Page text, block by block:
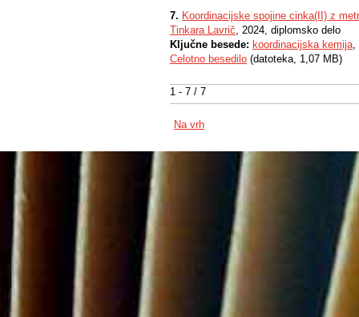
1 - 7 / 7
7. Koordinacijske spojine cinka(II) z
Tinkara Lavrič, 2024, diplomsko delo
Ključne besede: koordinacijska kemija,
Celotno besedilo (datoteka, 1,07 MB)
Na vrh